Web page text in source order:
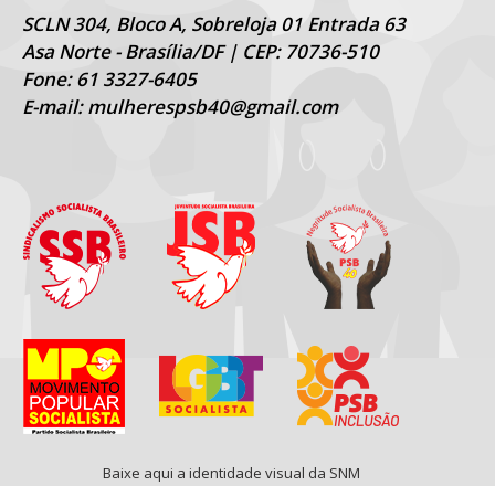
SCLN 304, Bloco A, Sobreloja 01 Entrada 63
Asa Norte - Brasília/DF | CEP: 70736-510
Fone: 61 3327-6405
E-mail: mulherespsb40@gmail.com
Baixe aqui a identidade visual da SNM